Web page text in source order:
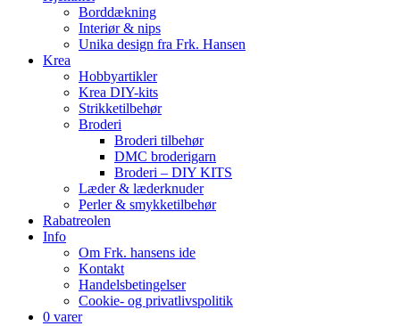
Borddækning
Interiør & nips
Unika design fra Frk. Hansen
Krea
Hobbyartikler
Krea DIY-kits
Strikketilbehør
Broderi
Broderi tilbehør
DMC broderigarn
Broderi – DIY KITS
Læder & læderknuder
Perler & smykketilbehør
Rabatreolen
Info
Om Frk. hansens ide
Kontakt
Handelsbetingelser
Cookie- og privatlivspolitik
0 varer